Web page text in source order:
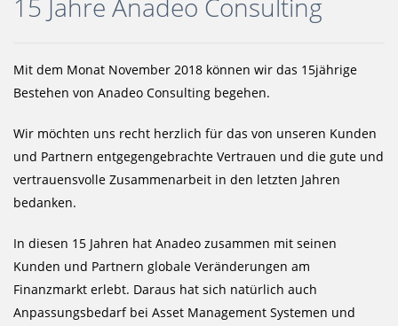
15 Jahre Anadeo Consulting
Mit dem Monat November 2018 können wir das 15jährige
Bestehen von Anadeo Consulting begehen.
Wir möchten uns recht herzlich für das von unseren Kunden
und Partnern entgegengebrachte Vertrauen und die gute und
vertrauensvolle Zusammenarbeit in den letzten Jahren
bedanken.
In diesen 15 Jahren hat Anadeo zusammen mit seinen
Kunden und Partnern globale Veränderungen am
Finanzmarkt erlebt. Daraus hat sich natürlich auch
Anpassungsbedarf bei Asset Management Systemen und